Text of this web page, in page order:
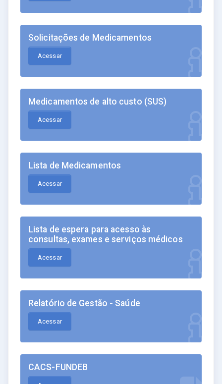
Solicitações de Medicamentos
Acessar
Medicamentos de alto custo (SUS)
Acessar
Lista de Medicamentos
Acessar
Lista de espera para acesso às
consultas, exames e serviços médicos
Acessar
Relatório de Gestão - Saúde
Acessar
CACS-FUNDEB